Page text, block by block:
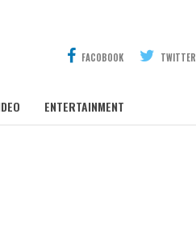
FACOBOOK TWITTER
ENTERTAINMENT